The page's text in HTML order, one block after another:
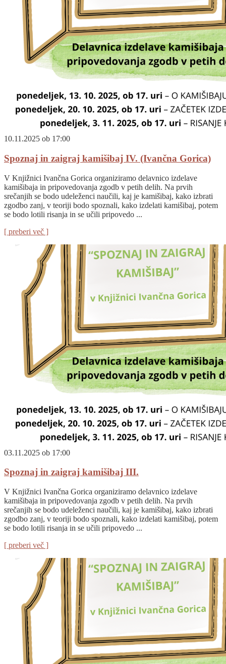
10.11.2025 ob 17:00
Spoznaj in zaigraj kamišibaj IV. (Ivančna Gorica)
V Knjižnici Ivančna Gorica organiziramo delavnico izdelave
kamišibaja in pripovedovanja zgodb v petih delih. Na prvih
srečanjih se bodo udeleženci naučili, kaj je kamišibaj, kako izbrati
zgodbo zanj, v teoriji bodo spoznali, kako izdelati kamišibaj, potem
se bodo lotili risanja in se učili pripovedo ...
[ preberi več ]
03.11.2025 ob 17:00
Spoznaj in zaigraj kamišibaj III.
V Knjižnici Ivančna Gorica organiziramo delavnico izdelave
kamišibaja in pripovedovanja zgodb v petih delih. Na prvih
srečanjih se bodo udeleženci naučili, kaj je kamišibaj, kako izbrati
zgodbo zanj, v teoriji bodo spoznali, kako izdelati kamišibaj, potem
se bodo lotili risanja in se učili pripovedo ...
[ preberi več ]